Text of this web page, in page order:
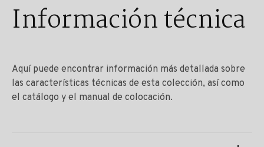
Información técnica
Aquí puede encontrar información más detallada sobre
las características técnicas de esta colección, así como
el catálogo y el manual de colocación.